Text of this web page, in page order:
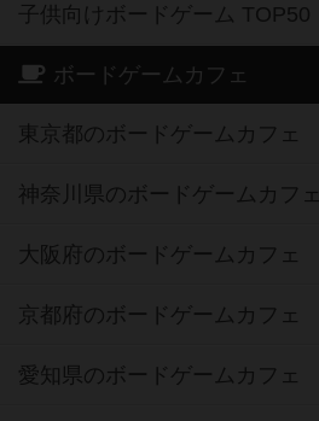
子供向けボードゲーム TOP50
ボードゲームカフェ
東京都のボードゲームカフェ
神奈川県のボードゲームカフェ
大阪府のボードゲームカフェ
京都府のボードゲームカフェ
愛知県のボードゲームカフェ